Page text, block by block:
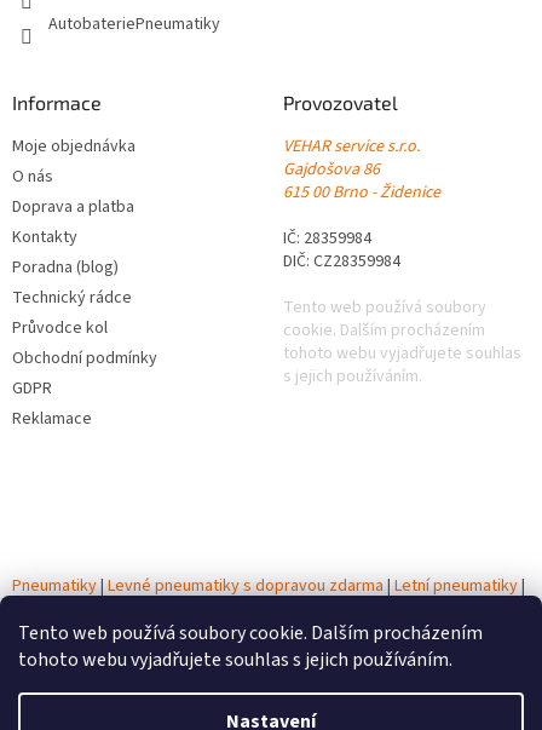
Tento web používá soubory cookie. Dalším procházením
tohoto webu vyjadřujete souhlas s jejich používáním.
Nastavení
AutobateriePneumatiky
Informace
Moje objednávka
O nás
Doprava a platba
Kontakty
Poradna (blog)
Technický rádce
Průvodce kol
Obchodní podmínky
GDPR
Reklamace
Provozovatel
VEHAR service s.r.o.
Gajdošova 86
615 00 Brno - Židenice
IČ: 28359984
DIČ: CZ28359984
Tento web používá soubory
cookie. Dalším procházením
tohoto webu vyjadřujete souhlas
s jejich používáním.
Pneumatiky|Levné pneumatiky s dopravou zdarma|Letní pneumatiky|
Autobaterie